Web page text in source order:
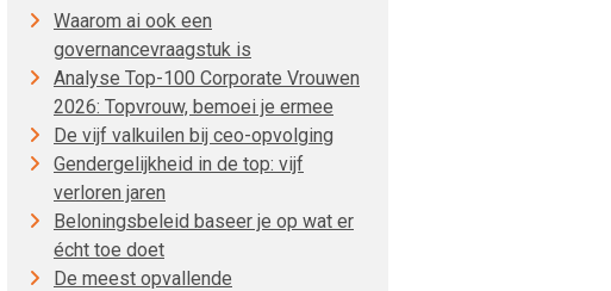
Waarom ai ook een
governancevraagstuk is
Analyse Top-100 Corporate Vrouwen
2026: Topvrouw, bemoei je ermee
De vijf valkuilen bij ceo-opvolging
Gendergelijkheid in de top: vijf
verloren jaren
Beloningsbeleid baseer je op wat er
écht toe doet
De meest opvallende